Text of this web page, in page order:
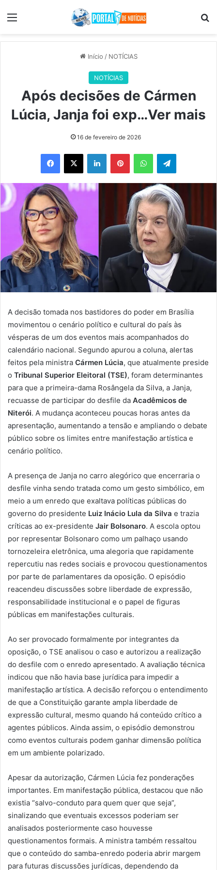
Menu
Início / NOTÍCIAS
NOTÍCIAS
Após decisões de Cármen
Lúcia, Janja foi exp…Ver mais
16 de fevereiro de 2026
Facebook
X LinkedinPinterestWhatsAppTelegram
A decisão tomada nos bastidores do poder em Brasília
movimentou o cenário político e cultural do país às
vésperas de um dos eventos mais acompanhados do
calendário nacional. Segundo apurou a coluna, alertas
feitos pela ministra Cármen Lúcia, que atualmente preside
o Tribunal Superior Eleitoral (TSE), foram determinantes
para que a primeira-dama Rosângela da Silva, a Janja,
recuasse de participar do desfile da Acadêmicos de
Niterói. A mudança aconteceu poucas horas antes da
apresentação, aumentando a tensão e ampliando o debate
público sobre os limites entre manifestação artística e
cenário político.
A presença de Janja no carro alegórico que encerraria o
desfile vinha sendo tratada como um gesto simbólico, em
meio a um enredo que exaltava políticas públicas do
governo do presidente Luiz Inácio Lula da Silva e trazia
críticas ao ex-presidente Jair Bolsonaro. A escola optou
por representar Bolsonaro como um palhaço usando
tornozeleira eletrônica, uma alegoria que rapidamente
repercutiu nas redes sociais e provocou questionamentos
por parte de parlamentares da oposição. O episódio
reacendeu discussões sobre liberdade de expressão,
responsabilidade institucional e o papel de figuras
públicas em manifestações culturais.
Ao ser provocado formalmente por integrantes da
oposição, o TSE analisou o caso e autorizou a realização
do desfile com o enredo apresentado. A avaliação técnica
indicou que não havia base jurídica para impedir a
manifestação artística. A decisão reforçou o entendimento
de que a Constituição garante ampla liberdade de
expressão cultural, mesmo quando há conteúdo crítico a
agentes públicos. Ainda assim, o episódio demonstrou
como eventos culturais podem ganhar dimensão política
em um ambiente polarizado.
Apesar da autorização, Cármen Lúcia fez ponderações
importantes. Em manifestação pública, destacou que não
existia “salvo-conduto para quem quer que seja”,
sinalizando que eventuais excessos poderiam ser
analisados posteriormente caso houvesse
questionamentos formais. A ministra também ressaltou
que o conteúdo do samba-enredo poderia abrir margem
para futuras discussões jurídicas, dependendo da